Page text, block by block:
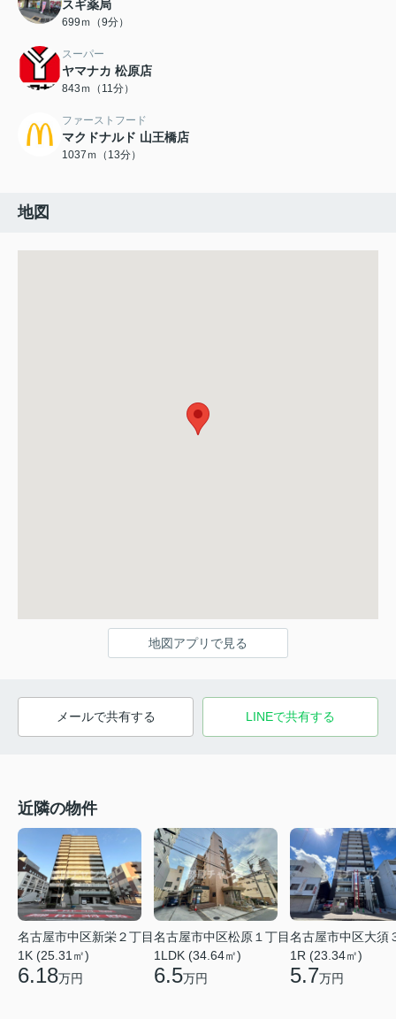
スギ薬局
699ｍ（9分）
スーパー
ヤマナカ 松原店
843ｍ（11分）
ファーストフード
マクドナルド 山王橋店
1037ｍ（13分）
地図
地図アプリで見る
メールで共有する LINEで共有する
近隣の物件
名古屋市中区新栄２丁目
1K (25.31㎡)
6.18万円
名古屋市中区松原１丁目
1LDK (34.64㎡)
6.5万円
名古屋市中区大須
1R (23.34㎡)
5.7万円